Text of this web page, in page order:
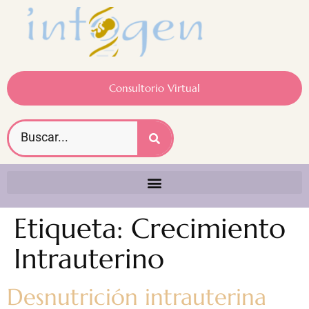
Consultorio Virtual
Etiqueta: Crecimiento
Intrauterino
Desnutrición intrauterina